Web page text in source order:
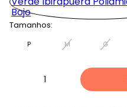
Tamanhos:
P M G
1